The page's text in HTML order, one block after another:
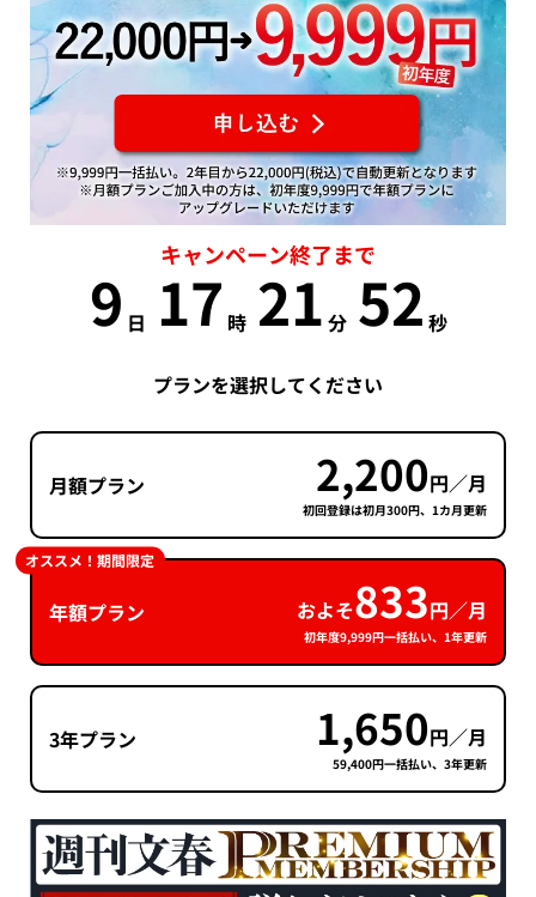
キャンペーン終了まで
9 日 17 時 21 分 51 秒
プランを選択してください
月額プラン 2,200円／月
初回登録は初月300円、1カ月更新
年額プラン およそ833円／月
初年度9,999円一括払い、1年更新
オススメ！期間限定
3年プラン 1,650円／月
59,400円一括払い、3年更新